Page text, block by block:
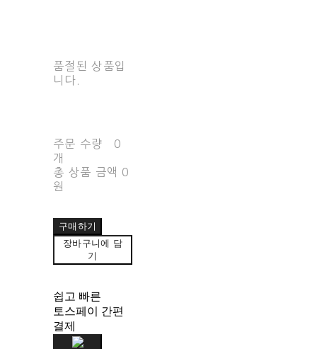
품절된 상품입
니다.
주문 수량
0
개
총 상품 금액 0
원
구매하기
장바구니에 담
기
쉽고 빠른
토스페이 간편
결제